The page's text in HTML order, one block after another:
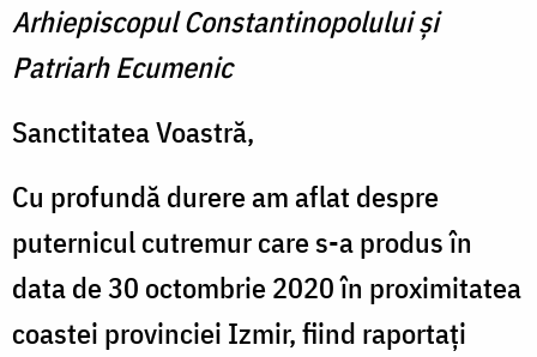
Arhiepiscopul Constantinopolului şi
Patriarh Ecumenic
Sanctitatea Voastră,
Cu profundă durere am aflat despre
puternicul cutremur care s-a produs în
data de 30 octombrie 2020 în proximitatea
coastei provinciei Izmir, fiind raportaţi